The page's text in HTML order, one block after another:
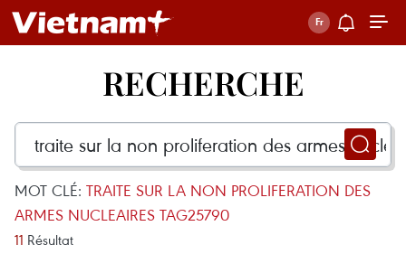
RECHERCHE
MOT CLÉ: TRAITE SUR LA NON PROLIFERATION DES
ARMES NUCLEAIRES TAG25790
11 Résultat